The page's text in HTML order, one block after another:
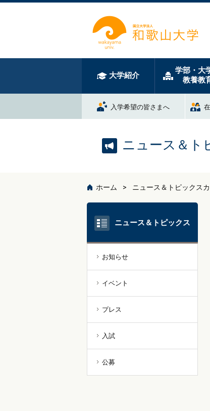
大学紹介
学部・大
教養教
入学希望の皆さまへ
ニュース＆ト
ホーム ニュース＆トピックス
ニュース＆トピックス
お知らせ
イベント
プレス
入試
公募